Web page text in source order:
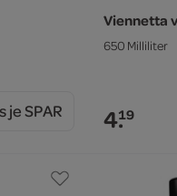
je SPAR
Viennetta
650 Milliliter
4.19